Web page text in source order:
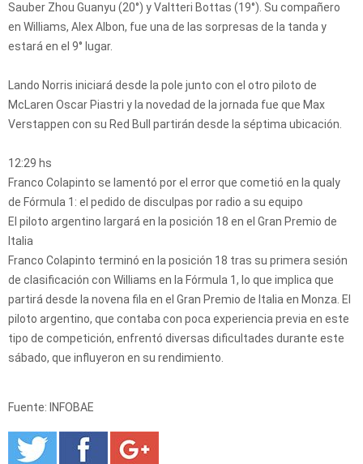
Sauber Zhou Guanyu (20°) y Valtteri Bottas (19°). Su compañero
en Williams, Alex Albon, fue una de las sorpresas de la tanda y
estará en el 9° lugar.
Lando Norris iniciará desde la pole junto con el otro piloto de
McLaren Oscar Piastri y la novedad de la jornada fue que Max
Verstappen con su Red Bull partirán desde la séptima ubicación.
12:29 hs
Franco Colapinto se lamentó por el error que cometió en la qualy
de Fórmula 1: el pedido de disculpas por radio a su equipo
El piloto argentino largará en la posición 18 en el Gran Premio de
Italia
Franco Colapinto terminó en la posición 18 tras su primera sesión
de clasificación con Williams en la Fórmula 1, lo que implica que
partirá desde la novena fila en el Gran Premio de Italia en Monza. El
piloto argentino, que contaba con poca experiencia previa en este
tipo de competición, enfrentó diversas dificultades durante este
sábado, que influyeron en su rendimiento.
Fuente: INFOBAE